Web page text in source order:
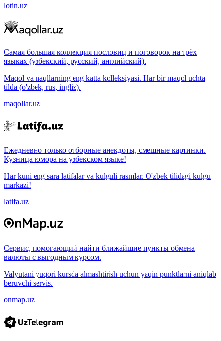
lotin.uz
Самая большая коллекция пословиц и поговорок на трёх
языках (узбекский, русский, английский).
Maqol va naqllarning eng katta kolleksiyasi. Har bir maqol uchta
tilda (o'zbek, rus, ingliz).
maqollar.uz
Ежедневно только отборные анекдоты, смешные картинки.
Кузница юмора на узбекском языке!
Har kuni eng sara latifalar va kulguli rasmlar. O'zbek tilidagi kulgu
markazi!
latifa.uz
Сервис, помогающий найти ближайшие пункты обмена
валюты с выгодным курсом.
Valyutani yuqori kursda almashtirish uchun yaqin punktlarni aniqlab
beruvchi servis.
onmap.uz